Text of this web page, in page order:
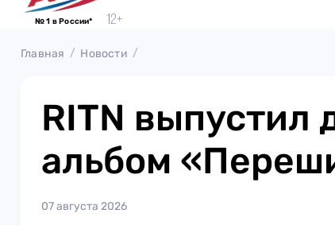
№ 1 в России*
Главная Новости
RITN выпустил
альбом
07 августа 2026